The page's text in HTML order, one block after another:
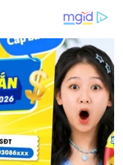
Thị trường
Giá vàng
Tiêu dùng
Tỷ giá
Chứng khoán
Giá cà phê